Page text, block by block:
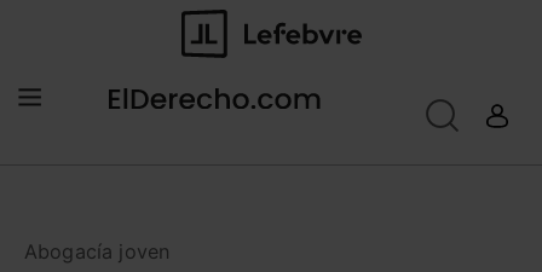
Abogacía joven